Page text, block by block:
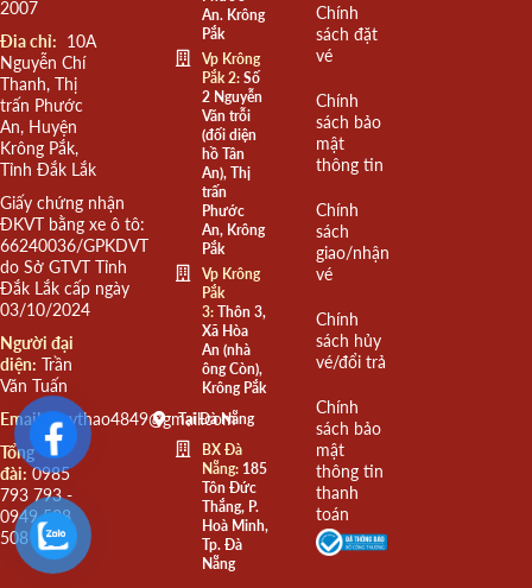
2007
Đia chỉ: 10A
Nguyễn Chí
Thanh, Thị
trấn Phước
An, Huyện
Krông Pắk,
Tỉnh Đắk Lắk
Giấy chứng nhận
ĐKVT bằng xe ô tô:
66240036/GPKDVT
do Sở GTVT Tỉnh
Đắk Lắk cấp ngày
03/10/2024
Người đại
diện: Trần
Văn Tuấn
Email: quythao4849@gmail.com
Tổng
đài: 0985
793 793 -
0949 508
508
An. Krông
Pắk
Vp Krông
Pắk 2:Số
2 Nguyễn
Văn trỗi
(đối diện
hồ Tân
An), Thị
trấn
Phước
An, Krông
Pắk
Vp Krông
Pắk
3:Thôn 3,
Xã Hòa
An (nhà
ông Còn),
Krông Pắk
Tại Đà Nẵng
BX Đà
Nẵng:185
Tôn Đức
Thắng, P.
Hoà Minh,
Tp. Đà
Nẵng
Chính
sách đặt
vé
Chính
sách bảo
mật
thông tin
Chính
sách
giao/nhận
vé
Chính
sách hủy
vé/đổi trả
Chính
sách bảo
mật
thông tin
thanh
toán